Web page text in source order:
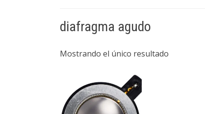
diafragma agudo
Mostrando el único resultado